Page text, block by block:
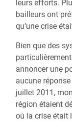
leurs efforts.
bailleurs ont
qu’une crise
Bien que des
annoncer une
aucune réponse
juillet 2011,
région étaient
où la crise était